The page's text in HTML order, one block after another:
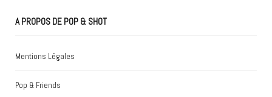
A PROPOS DE POP & SHOT
Mentions Légales
Pop & Friends